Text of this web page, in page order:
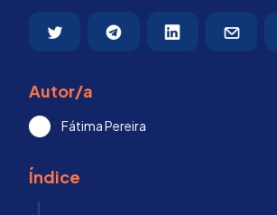
Autor/a
Fátima Pereira
Índice